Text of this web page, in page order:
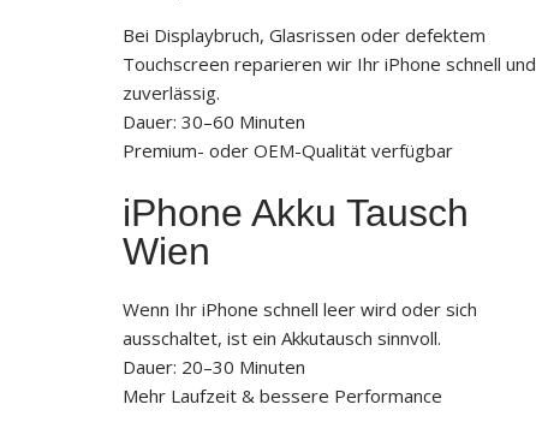
Bei Displaybruch, Glasrissen oder defektem
Touchscreen reparieren wir Ihr iPhone schnell und
zuverlässig.
Dauer: 30–60 Minuten
Premium- oder OEM-Qualität verfügbar
iPhone Akku Tausch
Wien
Wenn Ihr iPhone schnell leer wird oder sich
ausschaltet, ist ein Akkutausch sinnvoll.
Dauer: 20–30 Minuten
Mehr Laufzeit & bessere Performance